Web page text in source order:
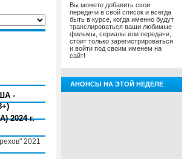
-
2024 г.
2021
Вы можете добавить свои
передачи в свой список и всегда
быть в курсе, когда именно будут
транслироваться ваши любимые
фильмы, сериалы или передачи,
стоит только зарегистрироваться
и войти под своим именем на
сайт!
АНОНСЫ НА ЭТОЙ НЕДЕЛЕ